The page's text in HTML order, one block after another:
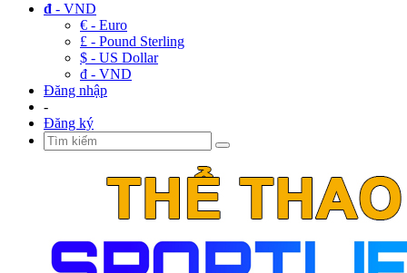
đ - VND
€ - Euro
£ - Pound Sterling
$ - US Dollar
đ - VND
Đăng nhập
-
Đăng ký